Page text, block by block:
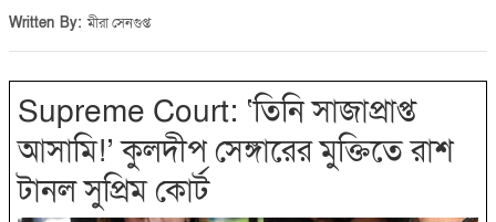
Written By:মীরা সেনগুপ্ত
Supreme Court: ‘তিনি সাজাপ্রাপ্ত
আসামি!’ কুলদীপ সেঙ্গারের মুক্তিতে রাশ
টানল সুপ্রিম কোর্ট